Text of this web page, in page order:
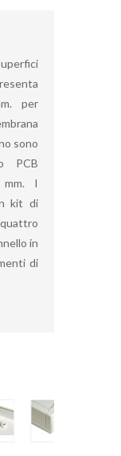
per
sono
PCB
mm. I
kit di
in
di